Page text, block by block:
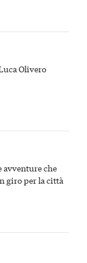
Olivero
avventure che
giro per la città